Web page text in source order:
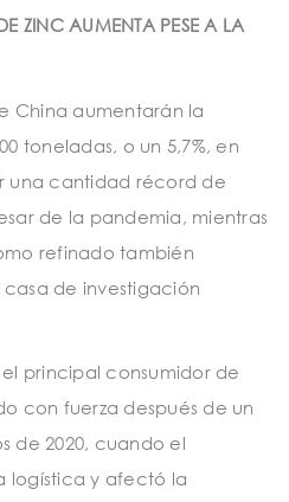
ZINC AUMENTA PESE A LA
China aumentarán la
toneladas, o un 5,7%, en
una cantidad récord de
de la pandemia, mientras
refinado también
de investigación
principal consumidor de
con fuerza después de un
de 2020, cuando el
logística y afectó la